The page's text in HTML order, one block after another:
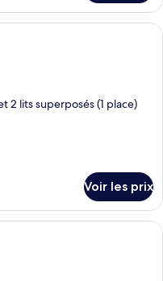
Familiale | Literie de
2 lits superposés (1 place)
Voir les prix
hébergement de type tente doté